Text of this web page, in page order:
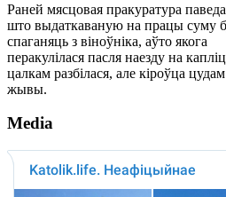
Раней мясцовая пракуратура
што выдаткаваную на працы суму
спаганяць з віноўніка, аўто якога
перакулілася пасля наезду на
цалкам разбілася, але кіроўца цудам
жывы.
Media